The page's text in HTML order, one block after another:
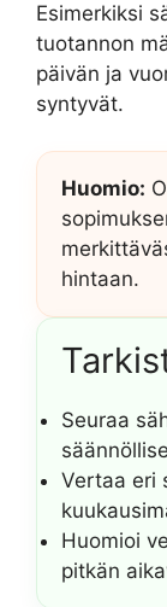
Esimerkiksi
tuotannon
päivän ja
syntyvät.
Huomio:
hintaan.
Seuraa
Vertaa eri
Huomioi
pitkän